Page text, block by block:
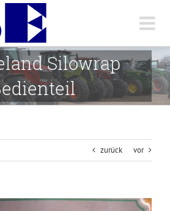
Silowrap
zurück vor